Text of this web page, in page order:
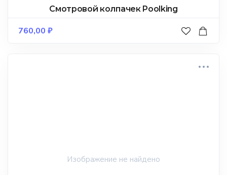
Смотровой колпачек Poolking
760,00 ₽